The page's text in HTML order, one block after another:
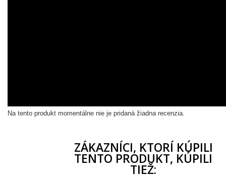
Na tento produkt momentálne nie je pridaná žiadna recenzia.
ZÁKAZNÍCI, KTORÍ KÚPILI
TENTO PRODUKT, KÚPILI
TIEŽ: